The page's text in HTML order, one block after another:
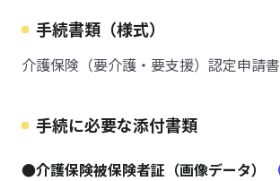
手続書類（様式）
介護保険（要介護・要支援）認定申請書
手続に必要な添付書類
●介護保険被保険者証（画像データ）